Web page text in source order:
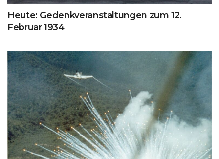
Heute: Gedenkveranstaltungen zum 12.
Februar 1934